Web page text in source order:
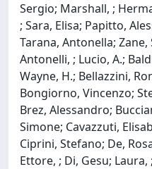
Sergio; Marshall, ;
; Sara, Elisa; Papitto,
Tarana, Antonella; Zane,
Antonelli, ; Lucio, A.;
Wayne, H.; Bellazzini,
Bongiorno, Vincenzo;
Brez, Alessandro;
Simone; Cavazzuti,
Ciprini, Stefano; De,
Ettore, ; Di, Gesu;